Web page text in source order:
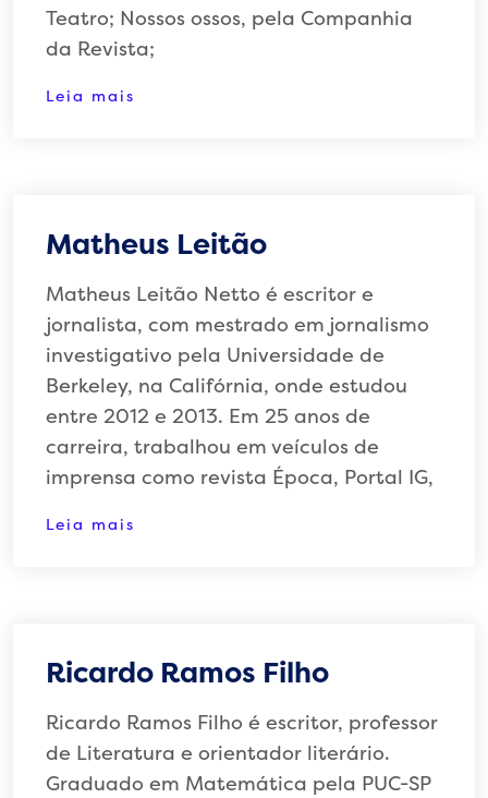
Teatro; Nossos ossos, pela Companhia
da Revista;
Leia mais
Matheus Leitão
Matheus Leitão Netto é escritor e
jornalista, com mestrado em jornalismo
investigativo pela Universidade de
Berkeley, na Califórnia, onde estudou
entre 2012 e 2013. Em 25 anos de
carreira, trabalhou em veículos de
imprensa como revista Época, Portal IG,
Leia mais
Ricardo Ramos Filho
Ricardo Ramos Filho é escritor, professor
de Literatura e orientador literário.
Graduado em Matemática pela PUC-SP